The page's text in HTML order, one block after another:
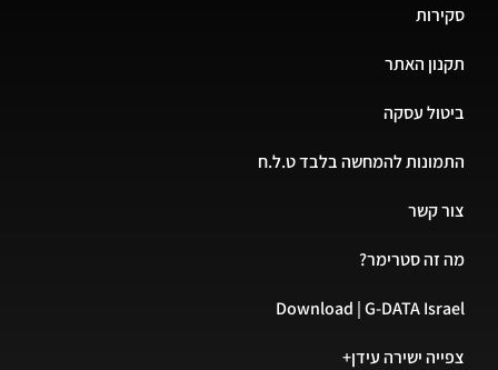
סקירות
תקנון האתר
ביטול עסקה
התמונות להמחשה בלבד ט.ל.ח
צור קשר
מה זה סטרימר?
Download | G-DATA Israel
צפייה ישירה עידן+